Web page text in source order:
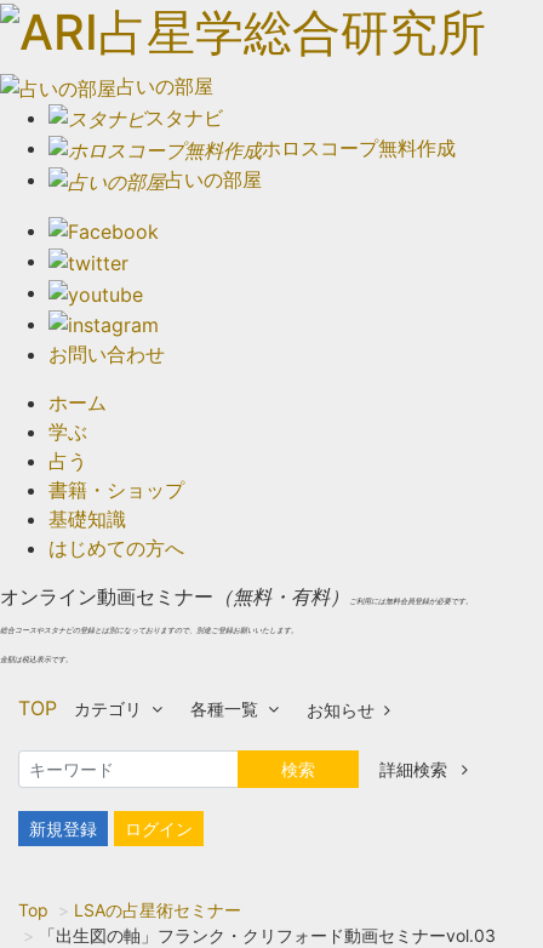
占いの部屋
スタナビ
ホロスコープ無料作成
占いの部屋
お問い合わせ
ホーム
学ぶ
占う
書籍・ショップ
基礎知識
はじめての方へ
オンライン動画セミナー （無料・有料） ご利用には無料会員登録が必要です。
総合コースやスタナビの登録とは別になっておりますので、別途ご登録お願いいたします。
金額は税込表示です。
TOP カテゴリ 各種一覧 お知らせ
検索 詳細検索
新規登録 ログイン
Top
LSAの占星術セミナー
「出生図の軸」フランク・クリフォード動画セミナーvol.03